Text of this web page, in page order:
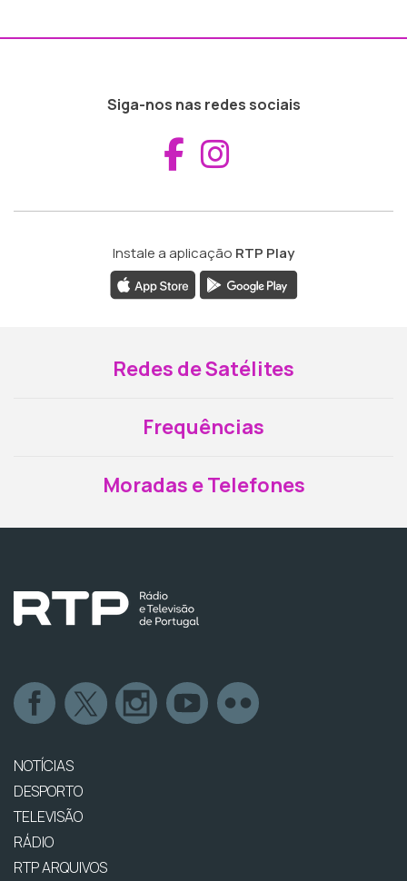
Siga-nos nas redes sociais
Aceder ao
Instale a aplicação RTP Play
Redes de Satélites
Frequências
Moradas e Telefones
NOTÍCIAS
DESPORTO
TELEVISÃO
RÁDIO
RTP ARQUIVOS